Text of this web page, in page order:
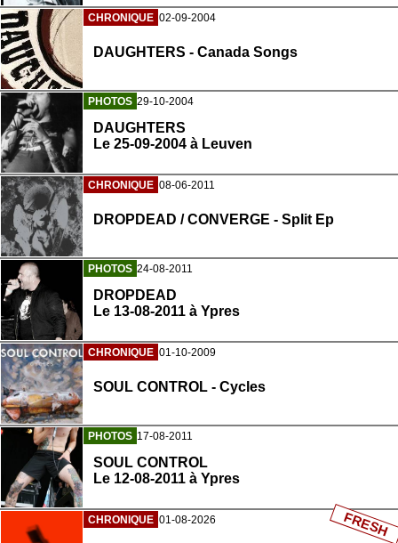
CHRONIQUE 02-09-2004
DAUGHTERS - Canada Songs
PHOTOS 29-10-2004
DAUGHTERS
Le 25-09-2004 à Leuven
CHRONIQUE 08-06-2011
DROPDEAD / CONVERGE - Split Ep
PHOTOS 24-08-2011
DROPDEAD
Le 13-08-2011 à Ypres
CHRONIQUE 01-10-2009
SOUL CONTROL - Cycles
PHOTOS 17-08-2011
SOUL CONTROL
Le 12-08-2011 à Ypres
CHRONIQUE 01-08-2026 FRESH